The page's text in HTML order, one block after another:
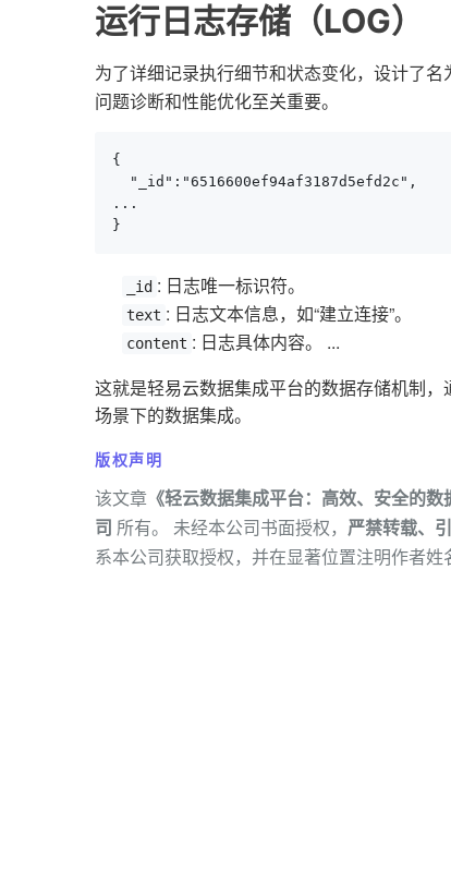
运行日志存储（LOG）
为了详细记录执行细节和状态变化，设计了名
问题诊断和性能优化至关重要。
{
  "_id":"6516600ef94af3187d5efd2c",
...
}
_id : 日志唯一标识符。
text : 日志文本信息，如“建立连接”。
content : 日志具体内容。 ...
这就是轻易云数据集成平台的数据存储机制
场景下的数据集成。
版权声明
该文章 《轻云数据集成平台：高效、安全的数
司 所有。 未经本公司书面授权， 严禁转载、
系本公司获取授权，并在显著位置注明作者姓